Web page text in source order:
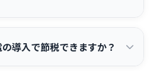
す。環境省の「ストレージ
導入で節税できますか？